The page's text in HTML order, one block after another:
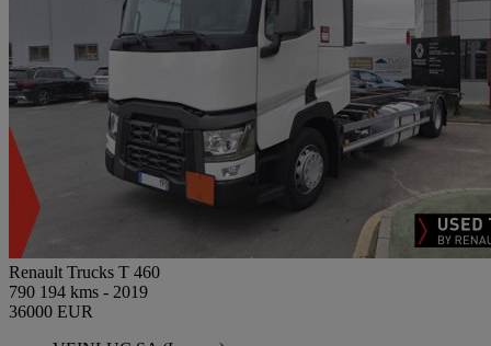
Renault Trucks T 460
790 194 kms - 2019
36000 EUR